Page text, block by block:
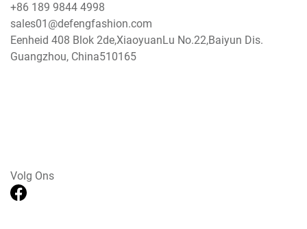
+86 189 9844 4998
sales01@defengfashion.com
Eenheid 408 Blok 2de,XiaoyuanLu No.22,Baiyun Dis.
Guangzhou, China510165
Volg Ons